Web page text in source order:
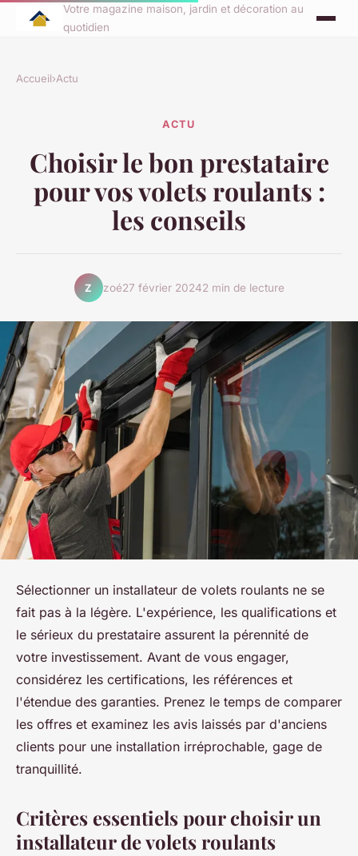
Votre magazine maison, jardin et décoration au
quotidien
Accueil›Actu
ACTU
Choisir le bon prestataire
pour vos volets roulants :
les conseils
Z zoé27 février 20242 min de lecture
Sélectionner un installateur de volets roulants ne se
fait pas à la légère. L'expérience, les qualifications et
le sérieux du prestataire assurent la pérennité de
votre investissement. Avant de vous engager,
considérez les certifications, les références et
l'étendue des garanties. Prenez le temps de comparer
les offres et examinez les avis laissés par d'anciens
clients pour une installation irréprochable, gage de
tranquillité.
Critères essentiels pour choisir un
installateur de volets roulants